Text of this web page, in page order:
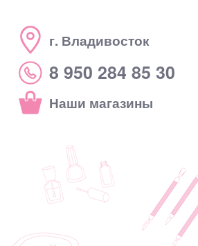
г. Владивосток
8 950 284 85 30
Наши магазины